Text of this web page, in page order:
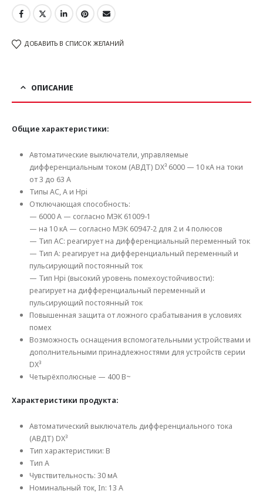
ДОБАВИТЬ В СПИСОК ЖЕЛАНИЙ
ОПИСАНИЕ
Общие характеристики:
Автоматические выключатели, управляемые
дифференциальным током (АВДТ) DX³ 6000 — 10 кА на токи
от 3 до 63 А
Типы AC, A и Hpi
Отключающая способность:
— 6000 А — согласно МЭК 61009-1
— на 10 кА — согласно МЭК 60947-2 для 2 и 4 полюсов
— Тип AC: реагирует на дифференциальный переменный ток
— Тип A: реагирует на дифференциальный переменный и
пульсирующий постоянный ток
— Тип Hpi (высокий уровень помехоустойчивости):
реагирует на дифференциальный переменный и
пульсирующий постоянный ток
Повышенная защита от ложного срабатывания в условиях
помех
Возможность оснащения вспомогательными устройствами и
дополнительными принадлежностями для устройств серии
DX³
Четырёхполюсные — 400 В~
Характеристики продукта:
Автоматический выключатель дифференциального тока
(АВДТ) DX³
Тип характеристики: B
Тип A
Чувствительность: 30 мА
Номинальный ток, In: 13 А